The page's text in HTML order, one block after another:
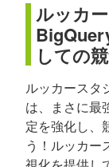
ルッカ
しての
ルッカースタ
は、まさに最
定を強化し、
う！ルッカー